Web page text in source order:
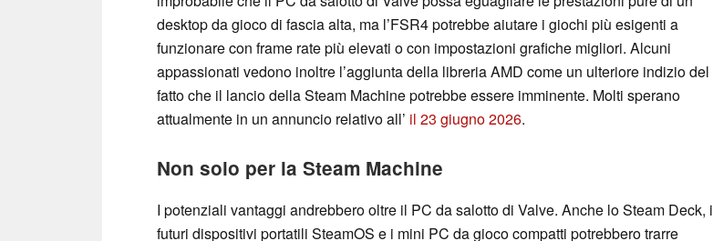
desktop da gioco di fascia alta, ma l’FSR4 potrebbe aiutare i giochi più esigenti a
funzionare con frame rate più elevati o con impostazioni grafiche migliori. Alcuni
appassionati vedono inoltre l’aggiunta della libreria AMD come un ulteriore indizio del
fatto che il lancio della Steam Machine potrebbe essere imminente. Molti sperano
attualmente in un annuncio relativo all’ il 23 giugno 2026.
Non solo per la Steam Machine
I potenziali vantaggi andrebbero oltre il PC da salotto di Valve. Anche lo Steam Deck, i
futuri dispositivi portatili SteamOS e i mini PC da gioco compatti potrebbero trarre